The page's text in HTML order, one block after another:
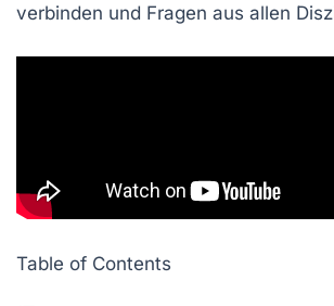
verbinden und Fragen aus allen
Table of Contents